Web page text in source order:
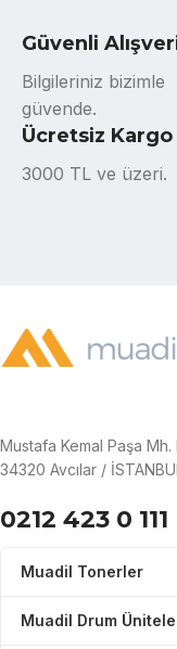
Güvenli
Bilgileriniz bizimle
güvende.
Ücretsiz Kargo
3000 TL ve üzeri.
Mustafa Kemal Paşa Mh.
34320 Avcılar /
0212 423 0 111
Muadil Tonerler
Muadil Drum